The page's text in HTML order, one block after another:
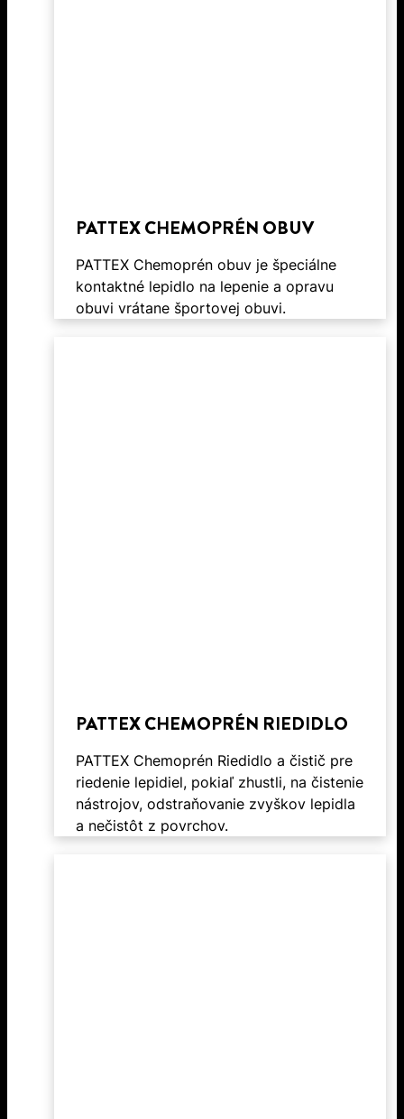
PATTEX CHEMOPRÉN OBUV
PATTEX Chemoprén obuv je špeciálne
kontaktné lepidlo na lepenie a opravu
obuvi vrátane športovej obuvi.
PATTEX CHEMOPRÉN RIEDIDLO
PATTEX Chemoprén Riedidlo a čistič pre
riedenie lepidiel, pokiaľ zhustli, na čistenie
nástrojov, odstraňovanie zvyškov lepidla
a nečistôt z povrchov.